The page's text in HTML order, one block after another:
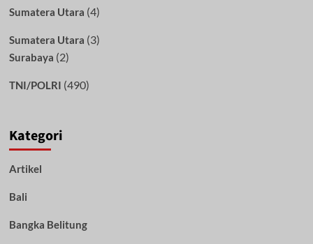
Sumatera Utara (4)
Sumatera Utara (3)
Surabaya (2)
TNI/POLRI (490)
Kategori
Artikel
Bali
Bangka Belitung